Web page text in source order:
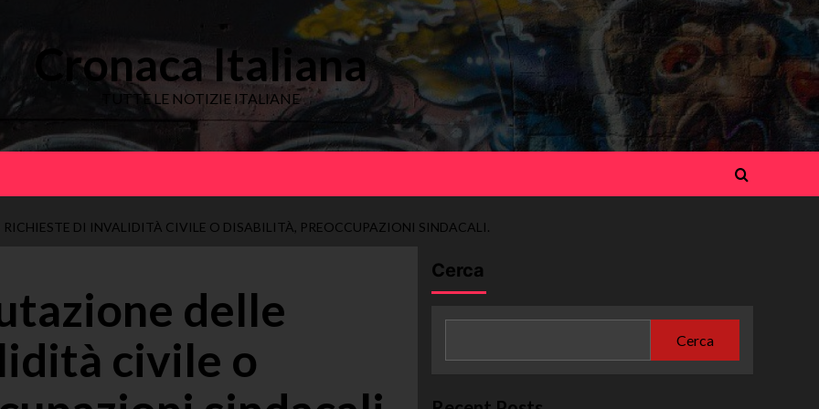
Cronaca Italiana
TUTTE LE NOTIZIE ITALIANE
RICHIESTE DI INVALIDITÀ CIVILE O DISABILITÀ, PREOCCUPAZIONI SINDACALI.
delle
civile o
Cerca
Cerca